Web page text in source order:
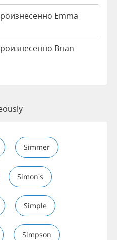
Emma
Brian
Simmer
Simon's
Simple
Simpson